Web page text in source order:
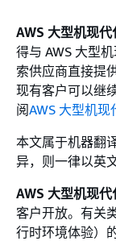
AWS 大型机现
得与 AWS 大型
索供应商直接提
现有客户可以继
阅AWS 大型机
本文属于机器翻
异，则一律以英
AWS 大型机现代
客户开放。有关
行时环境体验）